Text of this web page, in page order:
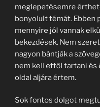
meglepetésemre
bonyolult témát. Ebben
mennyire jól vannak
bekezdések. Nem
nagyon bántják a
nem kell ettől tartani és
oldal aljára értem.
Sok fontos dolgot